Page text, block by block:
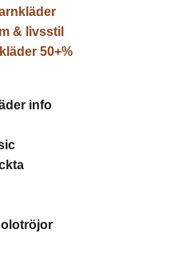
& livsstil
50+%
info